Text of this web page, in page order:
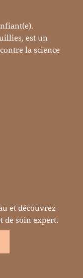
est un
la science
et découvrez
de soin expert.